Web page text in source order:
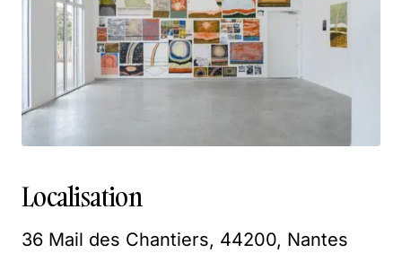
Localisation
36 Mail des Chantiers, 44200, Nantes